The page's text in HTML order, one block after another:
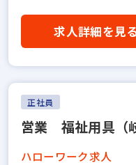
求人詳細を見
正社員
営業 福祉用具（
ハローワーク求人